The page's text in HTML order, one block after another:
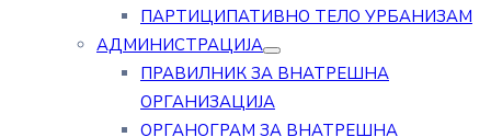
ПАРТИЦИПАТИВНО ТЕЛО УРБАНИЗАМ
АДМИНИСТРАЦИЈА
ПРАВИЛНИК ЗА ВНАТРЕШНА
ОРГАНИЗАЦИЈА
ОРГАНОГРАМ ЗА ВНАТРЕШНА